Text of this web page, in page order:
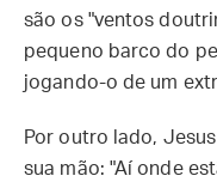
são os "ventos
pequeno barco do
jogando-o de um
Por outro lado,
sua mão: "Aí onde